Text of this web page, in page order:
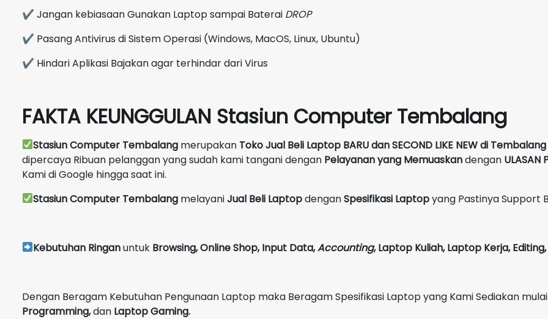
✔ Jangan kebiasaan Gunakan Laptop sampai Baterai DROP
✔ Pasang Antivirus di Sistem Operasi (Windows, MacOS, Linux, Ubuntu)
✔ Hindari Aplikasi Bajakan agar terhindar dari Virus
FAKTA KEUNGGULAN Stasiun Computer Tembalang
Stasiun Computer Tembalang merupakan Toko Jual Beli Laptop BARU dan SECOND LIKE NEWdi Tembalang
dipercaya Ribuan pelanggan yang sudah kami tangani dengan Pelayanan yang Memuaskandengan ULASAN
Kami di Google hingga saat ini.
Stasiun Computer Tembalang melayaniJual Beli LaptopdenganSpesifikasi Laptopyang Pastinya Support
Kebutuhan Ringanuntuk Browsing, Online Shop, Input Data,Accounting, Laptop Kuliah, Laptop Kerja,
Dengan Beragam Kebutuhan Pengunaan Laptop maka Beragam Spesifikasi Laptop yang Kami Sediakan
Programming,dan Laptop Gaming.